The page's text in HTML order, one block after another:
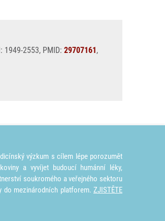
2553, PMID: 29707161,
výzkum s cílem lépe porozumět
a vyvíjet budoucí humánní léky,
soukromého a veřejného sektoru
do mezinárodních platforem. ZJISTĚTE